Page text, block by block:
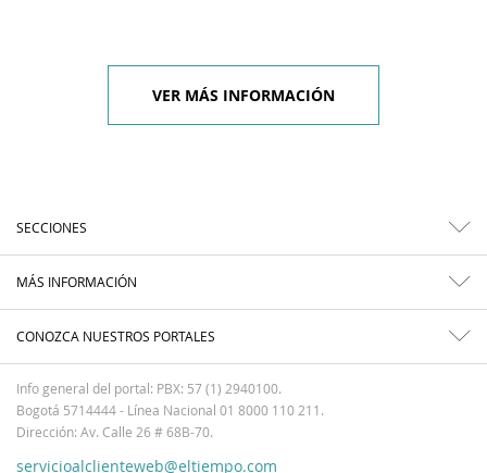
VER MÁS INFORMACIÓN
SECCIONES
MÁS INFORMACIÓN
CONOZCA NUESTROS PORTALES
Info general del portal: PBX: 57 (1) 2940100.
Bogotá 5714444 - Línea Nacional 01 8000 110 211.
Dirección: Av. Calle 26 # 68B-70.
servicioalclienteweb@eltiempo.com